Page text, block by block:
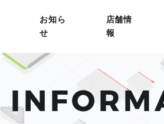
お知ら
せ
店舗情
報